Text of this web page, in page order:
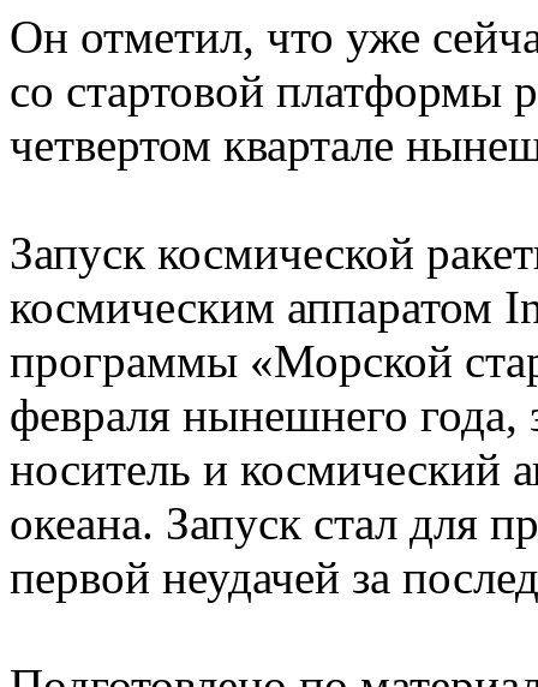
Он отметил, что уже
со стартовой платформы
четвертом квартале
Запуск космической
космическим аппаратом
программы «Морской
февраля нынешнего года,
носитель и космический
океана. Запуск стал для
первой неудачей за